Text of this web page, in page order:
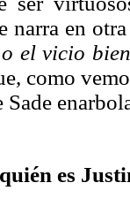
narra en
el vicio
como
es